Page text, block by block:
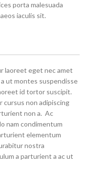
porta malesuada
iaculis sit.
laoreet eget nec amet
ut montes suspendisse
id tortor suscipit.
non adipiscing
non a. Ac
nam condimentum
elementum
nostra
a parturient a ac ut